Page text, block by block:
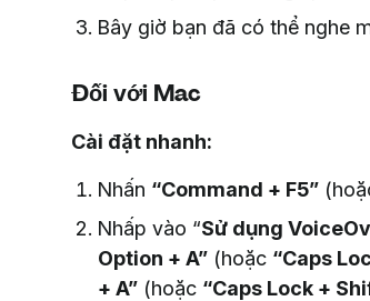
Bây giờ bạn đã có thể nghe
Đối với Mac
Cài đặt nhanh:
Nhấn “Command + F5”
Nhấp vào “Sử dụng
Option + A” (hoặc “Caps
+ A” (hoặc “Caps Lock +